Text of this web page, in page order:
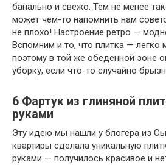
банально и свежо. Тем не менее
может чем-то напомнить нам
не плохо! Настроение ретро —
Вспомним и то, что плитка — легко
поэтому в той же обеденной зоне
уборку, если что-то случайно
6 Фартук из глиняной
руками
Эту идею мы нашли у блогера из
квартиры сделала уникальную
руками — получилось красивое и